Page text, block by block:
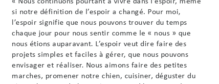
si notre définition de l’espoir a changé. Pour moi,
l’espoir signifie que nous pouvons trouver du temps
chaque jour pour nous sentir comme le « nous » que
nous étions auparavant. L’espoir veut dire faire des
projets simples et faciles à gérer, que nous pouvons
envisager et réaliser. Nous aimons faire des petites
marches, promener notre chien, cuisiner, déguster du